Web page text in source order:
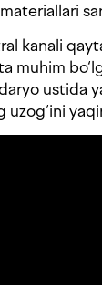
kanali
muhim
ustida
uzog‘ini